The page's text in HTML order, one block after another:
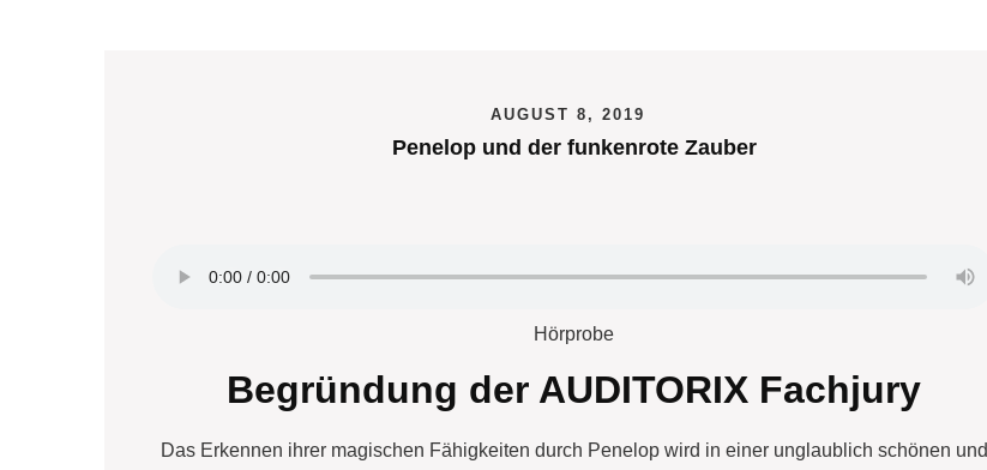
AUGUST 8, 2019
Penelop und der funkenrote Zauber
Hörprobe
Begründung der AUDITORIX Fachjury
Das Erkennen ihrer magischen Fähigkeiten durch Penelop wird in einer unglaublich schönen und